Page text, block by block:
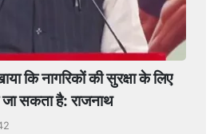
कि नागरिकों की सुरक्षा के लिए
सकता है: राजनाथ